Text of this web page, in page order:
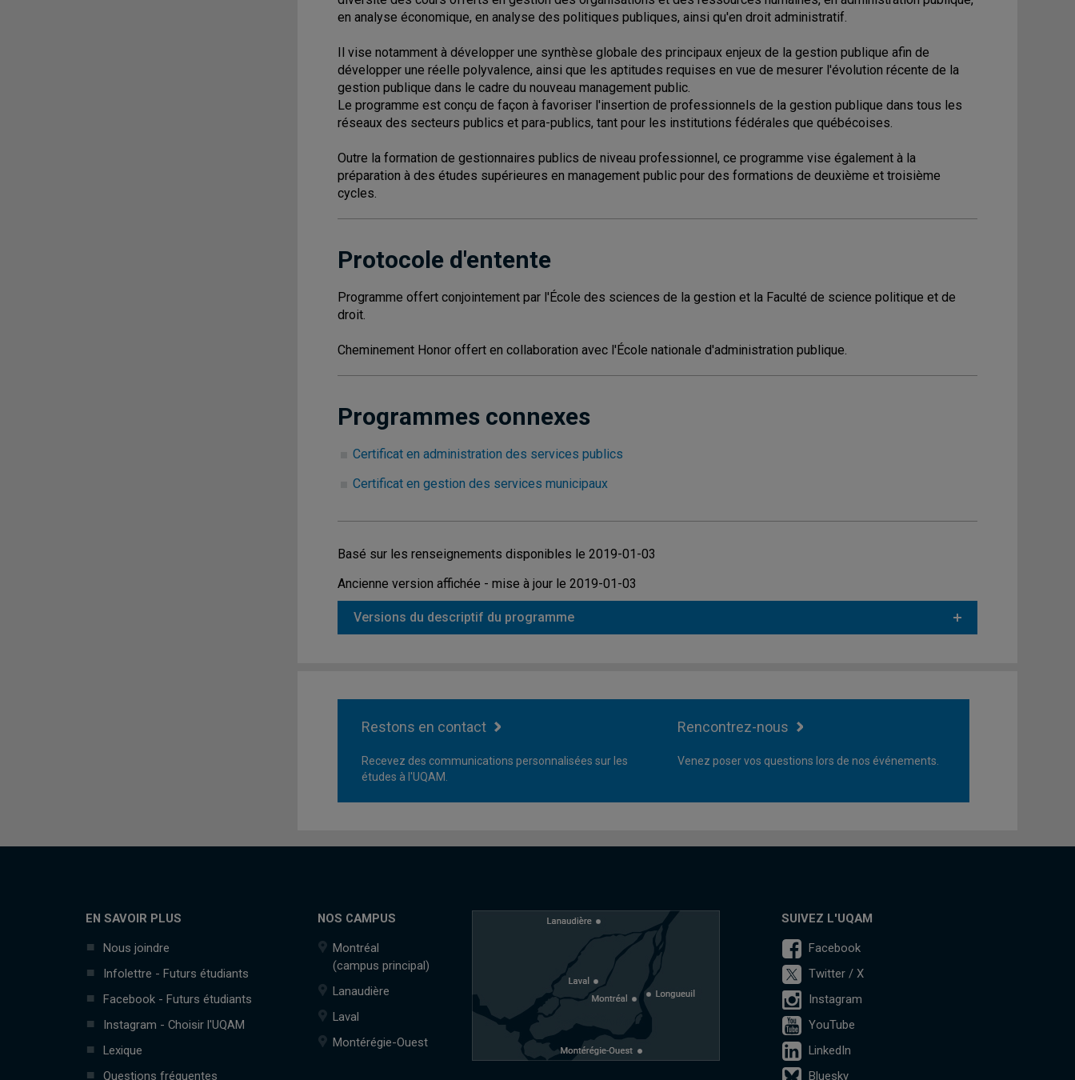
en analyse économique, en analyse des politiques publiques, ainsi qu'en droit administratif.
Il vise notamment à développer une synthèse globale des principaux enjeux de la gestion publique afin de
développer une réelle polyvalence, ainsi que les aptitudes requises en vue de mesurer l'évolution récente de la
gestion publique dans le cadre du nouveau management public.
Le programme est conçu de façon à favoriser l'insertion de professionnels de la gestion publique dans tous les
réseaux des secteurs publics et para-publics, tant pour les institutions fédérales que québécoises.
Outre la formation de gestionnaires publics de niveau professionnel, ce programme vise également à la
préparation à des études supérieures en management public pour des formations de deuxième et troisième
cycles.
Protocole d'entente
Programme offert conjointement par l'École des sciences de la gestion et la Faculté de science politique et de
droit.
Cheminement Honor offert en collaboration avec l'École nationale d'administration publique.
Programmes connexes
Certificat en administration des services publics
Certificat en gestion des services municipaux
Basé sur les renseignements disponibles le 2019-01-03
Ancienne version affichée - mise à jour le 2019-01-03
Versions du descriptif du programme
Restons en contact
Recevez des communications personnalisées sur les
études à l'UQAM.
Rencontrez-nous
Venez poser vos questions lors de nos événements.
EN SAVOIR PLUS
Nous joindre
Infolettre - Futurs étudiants
Facebook - Futurs étudiants
Instagram - Choisir l'UQAM
Lexique
Questions fréquentes
NOS CAMPUS
Montréal
(campus principal)
Lanaudière
Laval
Montérégie-Ouest
SUIVEZ L'UQAM
Facebook
Twitter / X
Instagram
YouTube
LinkedIn
Bluesky